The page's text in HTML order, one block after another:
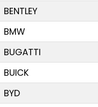
BENTLEY
BMW
BUGATTI
BUICK
BYD